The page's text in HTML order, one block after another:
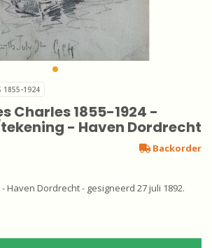
1855-1924
Charles 1855-1924 -
- Haven Dordrecht
Backorder
Haven Dordrecht - gesigneerd 27 juli 1892.